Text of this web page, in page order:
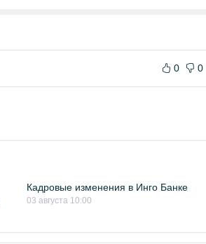
0 0
Кадровые изменения в Инго Банке
03 августа 10:00